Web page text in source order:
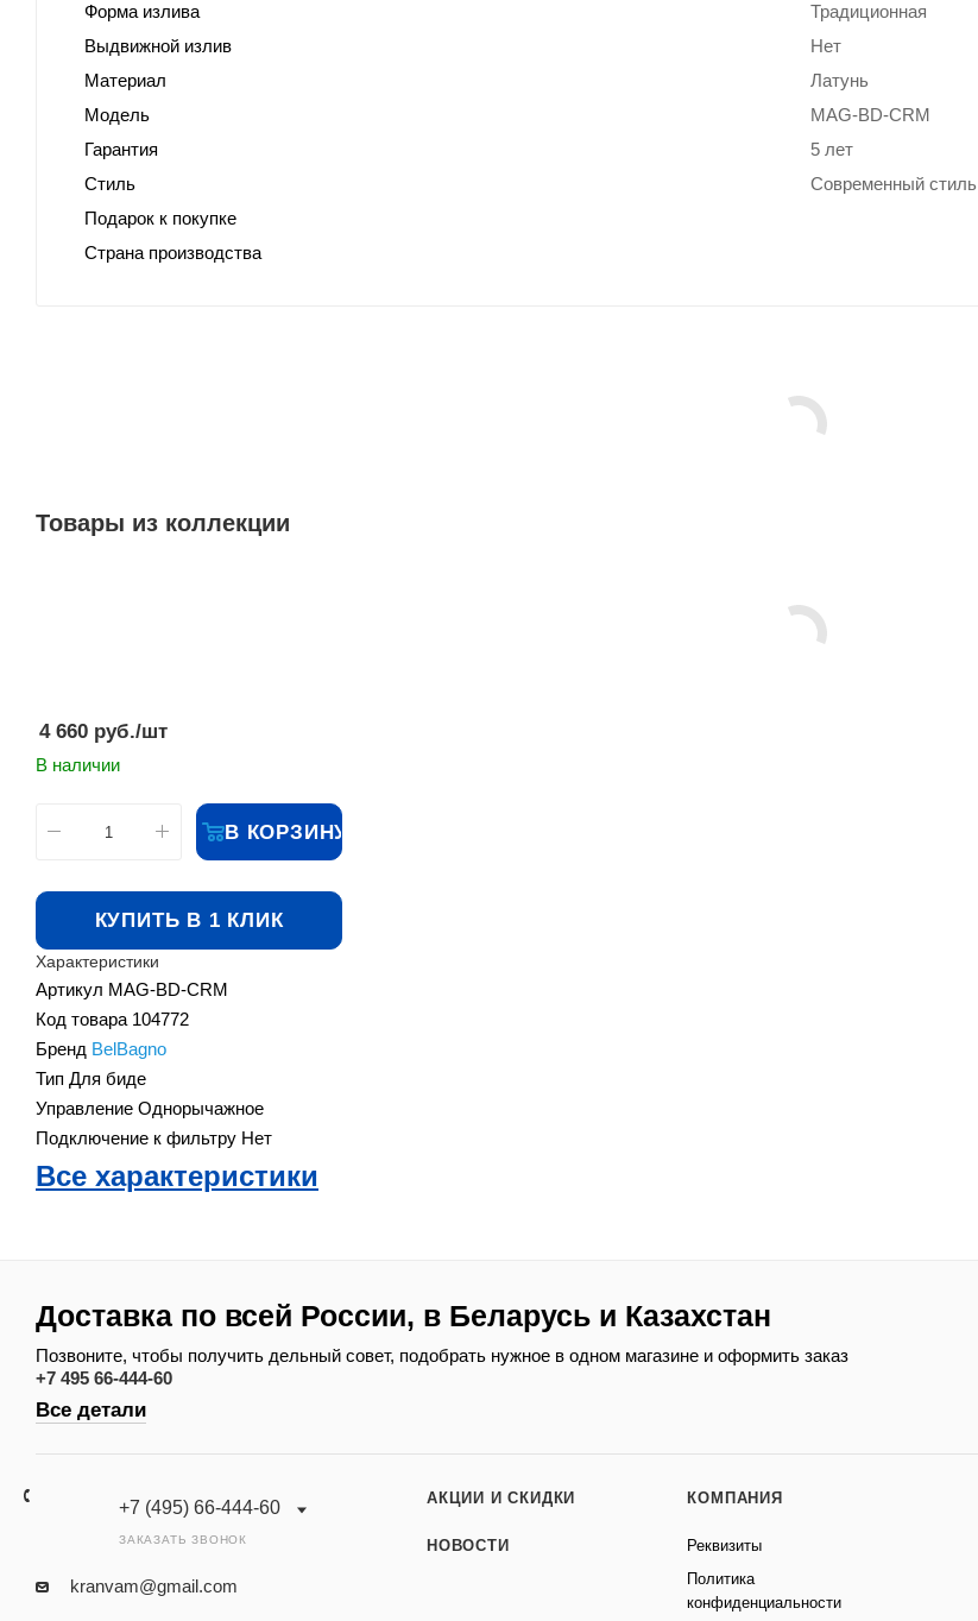
Форма излива
Традиционная
Выдвижной излив
Нет
Материал
Латунь
Модель
MAG-BD-CRM
Гарантия
5 лет
Стиль
Современный стиль
Подарок к покупке
Страна производства
Товары из коллекции
4 660 руб./шт
В наличии
В КОРЗИНУ
КУПИТЬ В 1 КЛИК
Характеристики
Артикул MAG-BD-CRM
Код товара 104772
Бренд BelBagno
Тип Для биде
Управление Однорычажное
Подключение к фильтру Нет
Все характеристики
Доставка по всей России, в Беларусь и Казахстан
Позвоните, чтобы получить дельный совет, подобрать нужное в одном магазине и оформить заказ
+7 495 66-444-60
Все детали
+7 (495) 66-444-60
ЗАКАЗАТЬ ЗВОНОК
kranvam@gmail.com
АКЦИИ И СКИДКИ
НОВОСТИ
КОМПАНИЯ
Реквизиты
Политика
конфиденциальности